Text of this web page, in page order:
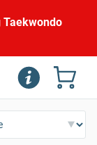
Taekwondo